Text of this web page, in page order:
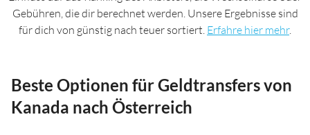
Gebühren, die dir berechnet werden. Unsere Ergebnisse sind
für dich von günstig nach teuer sortiert. Erfahre hier mehr.
Beste Optionen für Geldtransfers von
Kanada nach Österreich